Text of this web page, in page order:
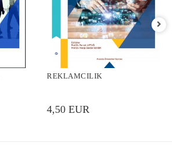
REKLAMCILIK
4,50 EUR